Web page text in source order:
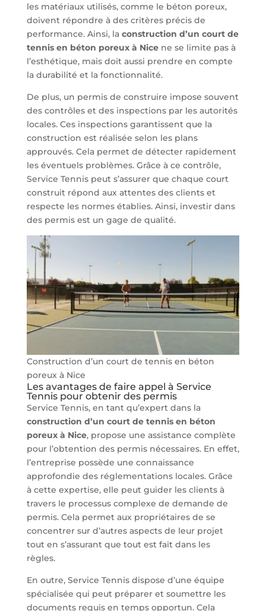
les matériaux utilisés, comme le béton poreux,
doivent répondre à des critères précis de
performance. Ainsi, la construction d’un court de
tennis en béton poreux à Nicene se limite pas à
l’esthétique, mais doit aussi prendre en compte
la durabilité et la fonctionnalité.
De plus, un permis de construire impose souvent
des contrôles et des inspections par les autorités
locales. Ces inspections garantissent que la
construction est réalisée selon les plans
approuvés. Cela permet de détecter rapidement
les éventuels problèmes. Grâce à ce contrôle,
Service Tennis peut s’assurer que chaque court
construit répond aux attentes des clients et
respecte les normes établies. Ainsi, investir dans
des permis est un gage de qualité.
Construction d’un court de tennis en béton
poreux à Nice
Les avantages de faire appel à Service
Tennis pour obtenir des permis
Service Tennis, en tant qu’expert dans la
construction d’un court de tennis en béton
poreux à Nice, propose une assistance complète
pour l’obtention des permis nécessaires. En effet,
l’entreprise possède une connaissance
approfondie des réglementations locales. Grâce
à cette expertise, elle peut guider les clients à
travers le processus complexe de demande de
permis. Cela permet aux propriétaires de se
concentrer sur d’autres aspects de leur projet
tout en s’assurant que tout est fait dans les
règles.
En outre, Service Tennis dispose d’une équipe
spécialisée qui peut préparer et soumettre les
documents requis en temps opportun. Cela